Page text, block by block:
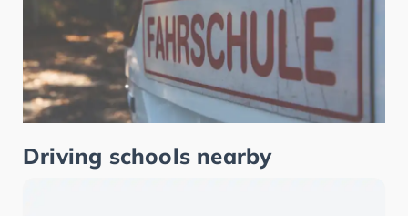
Driving schools nearby